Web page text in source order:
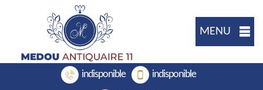
MENU
indisponible indisponible